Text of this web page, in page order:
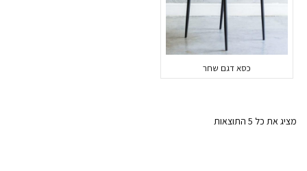
כסא דגם שחר
מציג את כל 5 התוצאות